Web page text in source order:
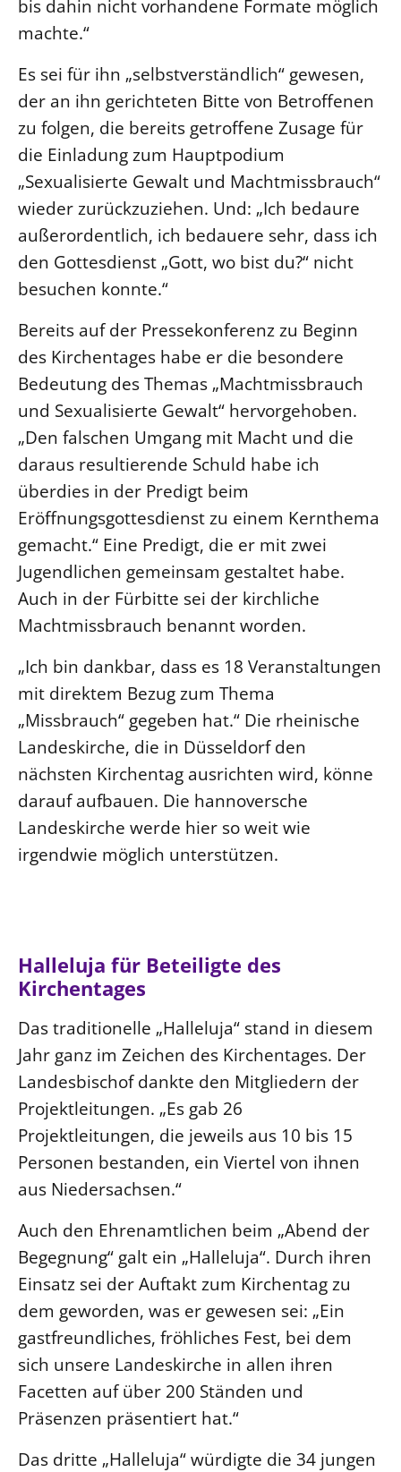
bis dahin nicht vorhandene Formate möglich
machte.“
Es sei für ihn „selbstverständlich“ gewesen,
der an ihn gerichteten Bitte von Betroffenen
zu folgen, die bereits getroffene Zusage für
die Einladung zum Hauptpodium
„Sexualisierte Gewalt und Machtmissbrauch“
wieder zurückzuziehen. Und: „Ich bedaure
außerordentlich, ich bedauere sehr, dass ich
den Gottesdienst „Gott, wo bist du?“ nicht
besuchen konnte.“
Bereits auf der Pressekonferenz zu Beginn
des Kirchentages habe er die besondere
Bedeutung des Themas „Machtmissbrauch
und Sexualisierte Gewalt“ hervorgehoben.
„Den falschen Umgang mit Macht und die
daraus resultierende Schuld habe ich
überdies in der Predigt beim
Eröffnungsgottesdienst zu einem Kernthema
gemacht.“ Eine Predigt, die er mit zwei
Jugendlichen gemeinsam gestaltet habe.
Auch in der Fürbitte sei der kirchliche
Machtmissbrauch benannt worden.
„Ich bin dankbar, dass es 18 Veranstaltungen
mit direktem Bezug zum Thema
„Missbrauch“ gegeben hat.“ Die rheinische
Landeskirche, die in Düsseldorf den
nächsten Kirchentag ausrichten wird, könne
darauf aufbauen. Die hannoversche
Landeskirche werde hier so weit wie
irgendwie möglich unterstützen.
Halleluja für Beteiligte des
Kirchentages
Das traditionelle „Halleluja“ stand in diesem
Jahr ganz im Zeichen des Kirchentages. Der
Landesbischof dankte den Mitgliedern der
Projektleitungen. „Es gab 26
Projektleitungen, die jeweils aus 10 bis 15
Personen bestanden, ein Viertel von ihnen
aus Niedersachsen.“
Auch den Ehrenamtlichen beim „Abend der
Begegnung“ galt ein „Halleluja“. Durch ihren
Einsatz sei der Auftakt zum Kirchentag zu
dem geworden, was er gewesen sei: „Ein
gastfreundliches, fröhliches Fest, bei dem
sich unsere Landeskirche in allen ihren
Facetten auf über 200 Ständen und
Präsenzen präsentiert hat.“
Das dritte „Halleluja“ würdigte die 34 jungen